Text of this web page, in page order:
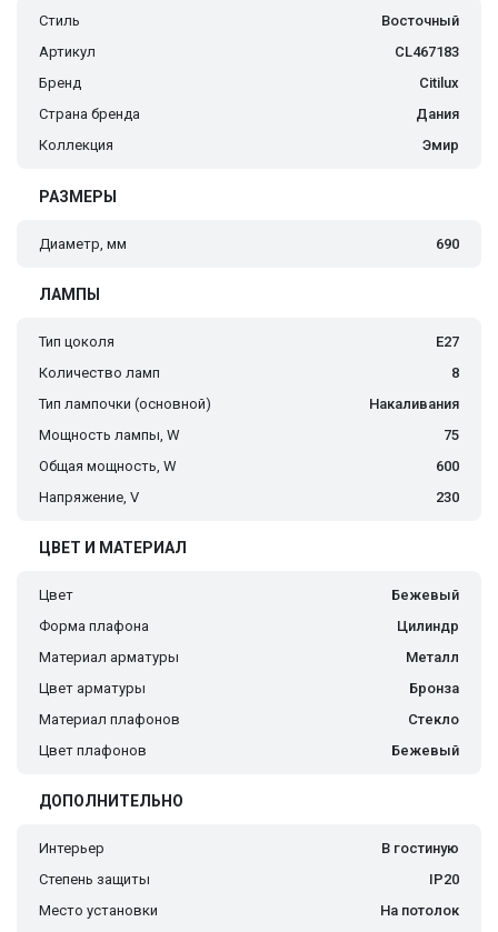
Стиль
Восточный
Артикул
CL467183
Бренд
Citilux
Страна бренда
Дания
Коллекция
Эмир
РАЗМЕРЫ
Диаметр, мм 690
ЛАМПЫ
Тип цоколя
E27
Количество ламп
8
Тип лампочки (основной)
Накаливания
Мощность лампы, W
75
Общая мощность, W
600
Напряжение, V
230
ЦВЕТ И МАТЕРИАЛ
Цвет
Бежевый
Форма плафона
Цилиндр
Материал арматуры
Металл
Цвет арматуры
Бронза
Материал плафонов
Стекло
Цвет плафонов
Бежевый
ДОПОЛНИТЕЛЬНО
Интерьер
В гостиную
Степень защиты
IP20
Место установки
На потолок